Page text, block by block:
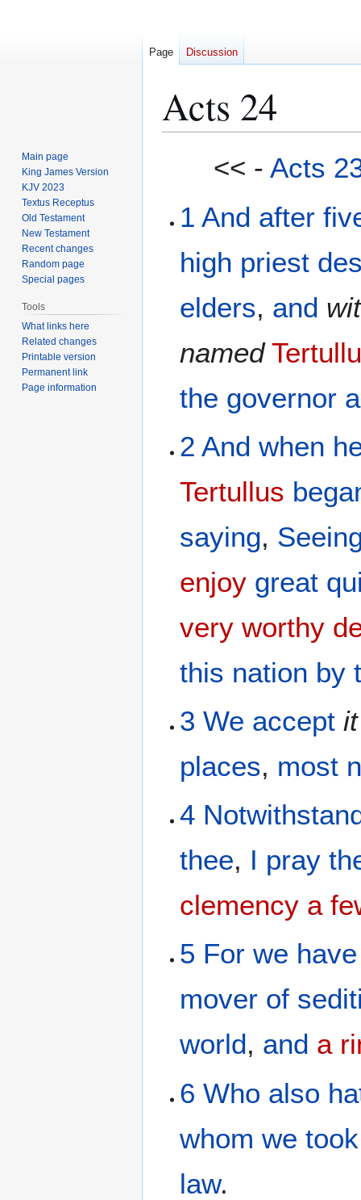
Acts 24
<< - Acts
1 And after
high priest
elders, and
named
the governor
2 And when
Tertullus
saying,
enjoy great
very worthy
this nation by
3 We accept it
places, most
4
thee, I pray
clemency a
5 For we
mover of
world, and a
6 Who also
whom we took
law.
Page Discussion
Main page
King James Version
KJV 2023
Textus Receptus
Old Testament
New Testament
Recent changes
Random page
Special pages
Tools
What links here
Related changes
Printable version
Permanent link
Page information